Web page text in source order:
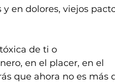
en dolores, viejos
de ti o
en el placer, en el
que ahora no es más